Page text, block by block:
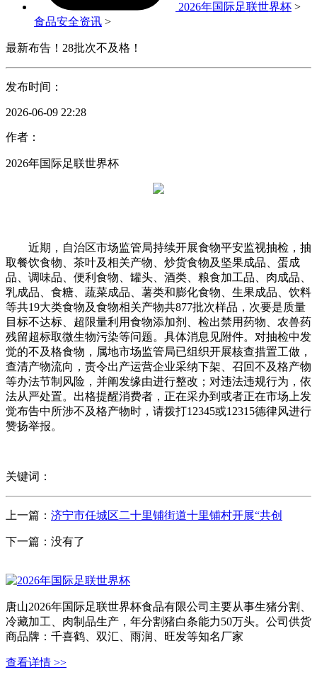
2026年国际足联世界杯 >
食品安全资讯 >
最新布告！28批次不及格！
发布时间：
2026-06-09 22:28
作者：
2026年国际足联世界杯
近期，自治区市场监管局持续开展食物平安监视抽检，抽
取餐饮食物、茶叶及相关产物、炒货食物及坚果成品、蛋成
品、调味品、便利食物、罐头、酒类、粮食加工品、肉成品、
乳成品、食糖、蔬菜成品、薯类和膨化食物、生果成品、饮料
等共19大类食物及食物相关产物共877批次样品，次要是质量
目标不达标、超限量利用食物添加剂、检出禁用药物、农兽药
残留超标取微生物污染等问题。具体消息见附件。对抽检中发
觉的不及格食物，属地市场监管局已组织开展核查措置工做，
查清产物流向，责令出产运营企业采纳下架、召回不及格产物
等办法节制风险，并阐发缘由进行整改；对违法违规行为，依
法从严处置。出格提醒消费者，正在采办到或者正在市场上发
觉布告中所涉不及格产物时，请拨打12345或12315德律风进行
赞扬举报。
关键词：
上一篇： 济宁市任城区二十里铺街道十里铺村开展“共创
下一篇：没有了
唐山2026年国际足联世界杯食品有限公司主要从事生猪分割、
冷藏加工、肉制品生产，年分割猪白条能力50万头。公司供货
商品牌：千喜鹤、双汇、雨润、旺发等知名厂家
查看详情 >>